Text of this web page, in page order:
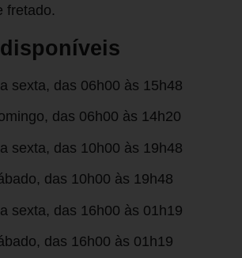
fretado.
sexta, das 06h00 às 15h48
das 06h00 às 14h20
sexta, das 10h00 às 19h48
das 10h00 às 19h48
sexta, das 16h00 às 01h19
das 16h00 às 01h19